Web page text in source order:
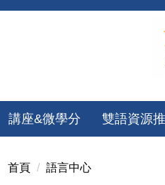
講座&微學分 雙語資源
首頁 語言中心